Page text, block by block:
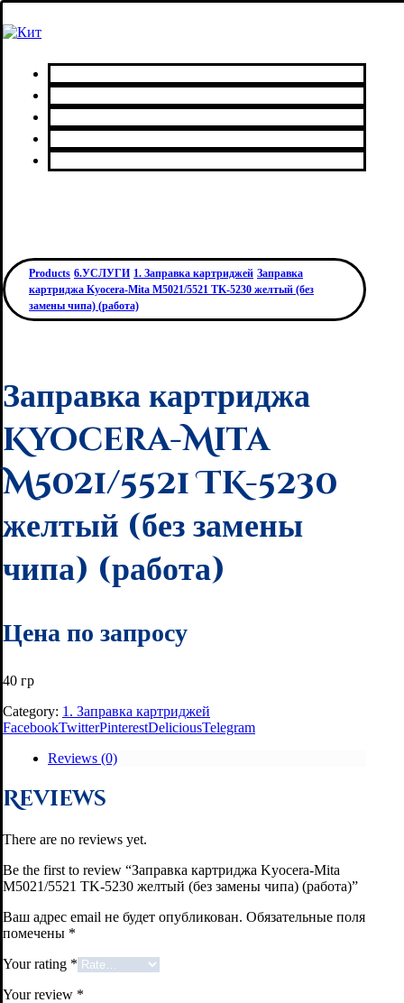
Products 6.УСЛУГИ 1. Заправка картриджей Заправка
картриджа Kyocera-Mita M5021/5521 TK-5230 желтый (без
замены чипа) (работа)
Заправка картриджа
Kyocera-Mita
M5021/5521 TK-5230
желтый (без замены
чипа) (работа)
Цена по запросу
40 гр
Category: 1. Заправка картриджей
FacebookTwitterPinterestDeliciousTelegram
Reviews (0)
Reviews
There are no reviews yet.
Be the first to review “Заправка картриджа Kyocera-Mita
M5021/5521 TK-5230 желтый (без замены чипа) (работа)”
Ваш адрес email не будет опубликован. Обязательные поля
помечены *
Your rating *
Your review *